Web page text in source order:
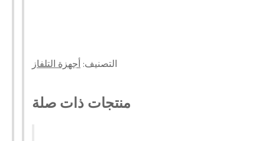
التصنيف:أجهزة التلفاز
منتجات ذات صلة